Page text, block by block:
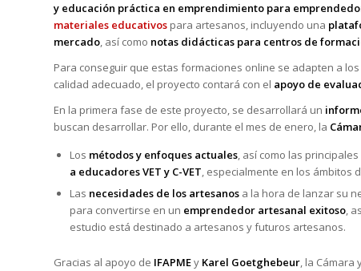
y educación práctica en emprendimiento para
materiales educativos para artesanos, incluyendo una
mercado, así como notas didácticas para centros de
Para conseguir que estas formaciones online se adapten a
calidad adecuado, el proyecto contará con el apoyo de
En la primera fase de este proyecto, se desarrollará un
buscan desarrollar. Por ello, durante el mes de enero, la
Los métodos y enfoques actuales, así como las
a educadores VET y C-VET, especialmente en los ámbitos
Las necesidades de los artesanos a la hora de lanzar su
para convertirse en un emprendedor artesanal exitoso,
estudio está destinado a artesanos y futuros artesanos.
Gracias al apoyo de IFAPMEy Karel Goetghebeur, la Cámara